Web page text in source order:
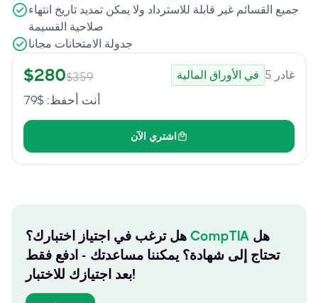
جميع القسائم غير قابلة للاسترداد ولا يمكن تمديد تاريخ انتهاء
صلاحية القسيمة
جدولة الامتحانات مجانا
$280$359 في الأوراق المالية 5 غادر
أنت أحفظ: $
79
اشتري الآن
هل ترغب في اجتياز اختبارك؟ CompTIA هل
تحتاج إلى شهادة؟ يمكننا مساعدتك - ادفع فقط
بعد اجتيازك للاختبار!